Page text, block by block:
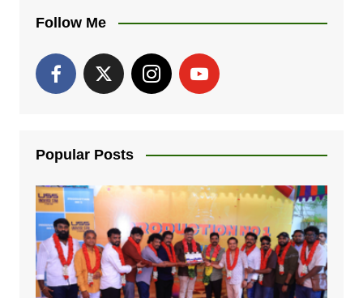
Follow Me
Popular Posts